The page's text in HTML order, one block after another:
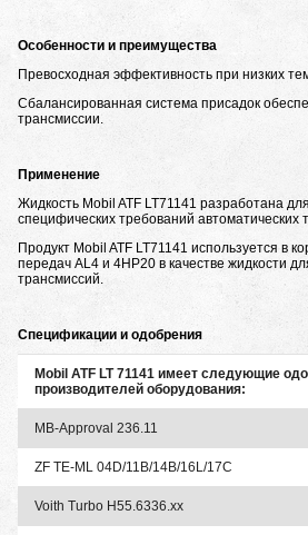
Особенности и преимущества
Превосходная эффективность при низких
Сбалансированная система присадок
трансмиссии.
Применение
Жидкость Mobil ATF LT71141 разработана
специфических требований автоматических
Продукт Mobil ATF LT71141 используется в
передач AL4 и 4HP20 в качестве жидкости
трансмиссий.
Спецификации и одобрения
Mobil ATF LT 71141 имеет следующие
производителей оборудования:
MB-Approval 236.11
ZF TE-ML 04D/11B/14B/16L/17C
Voith Turbo H55.6336.xx